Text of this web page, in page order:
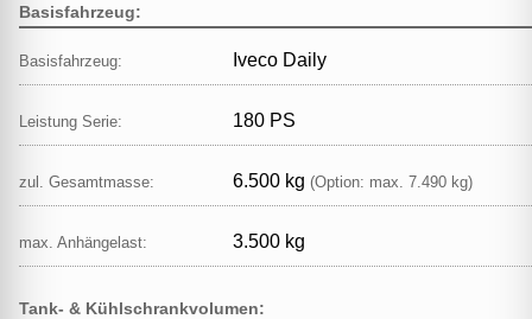
Basisfahrzeug:
Basisfahrzeug: Iveco Daily
Leistung Serie: 180 PS
zul. Gesamtmasse: 6.500 kg (Option: max. 7.490 kg)
max. Anhängelast: 3.500 kg
Tank- & Kühlschrankvolumen: